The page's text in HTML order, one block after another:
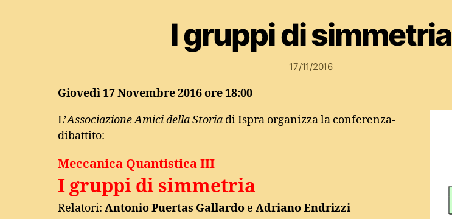
I gruppi di simmetria
17/11/2016
Giovedì 17 Novembre 2016 ore 18:00
L’Associazione Amici della Storia di Ispra organizza la conferenza-
dibattito:
Meccanica Quantistica III
I gruppi di simmetria
Relatori: Antonio Puertas Gallardo eAdriano Endrizzi